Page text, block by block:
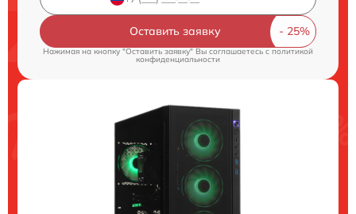
Оставить заявку
Нажимая на кнопку "Оставить заявку" Вы соглашаетесь cполитикой
конфиденциальности